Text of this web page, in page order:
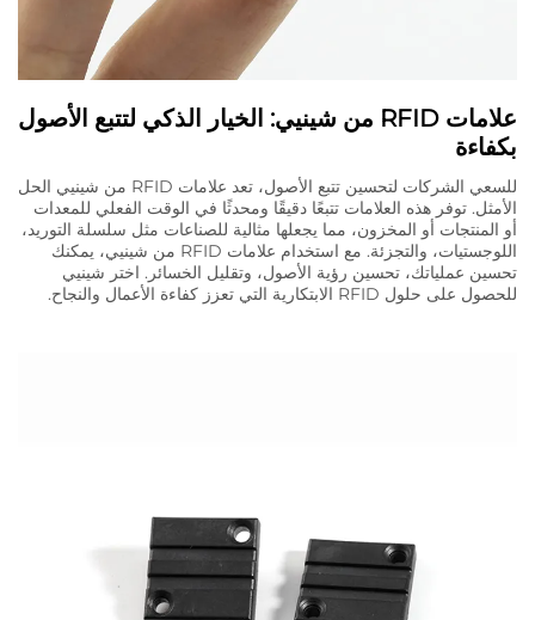
علامات RFID من شينيي: الخيار الذكي لتتبع الأصول
بكفاءة
للسعي الشركات لتحسين تتبع الأصول، تعد علامات RFID من شينيي الحل
الأمثل. توفر هذه العلامات تتبعًا دقيقًا ومحدثًا في الوقت الفعلي للمعدات
أو المنتجات أو المخزون، مما يجعلها مثالية للصناعات مثل سلسلة التوريد،
اللوجستيات، والتجزئة. مع استخدام علامات RFID من شينيي، يمكنك
تحسين عملياتك، تحسين رؤية الأصول، وتقليل الخسائر. اختر شينيي
للحصول على حلول RFID الابتكارية التي تعزز كفاءة الأعمال والنجاح.